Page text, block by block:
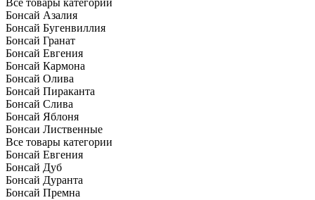
Бонсай Азалия
Бонсай Бугенвиллия
Бонсай Гранат
Бонсай Евгения
Бонсай Кармона
Бонсай Олива
Бонсай Пираканта
Бонсай Слива
Бонсай Яблоня
Бонсаи Лиственные
Все товары категории
Бонсай Евгения
Бонсай Дуб
Бонсай Дуранта
Бонсай Премна